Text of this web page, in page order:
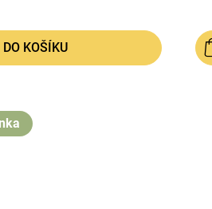
DO KOŠÍKU